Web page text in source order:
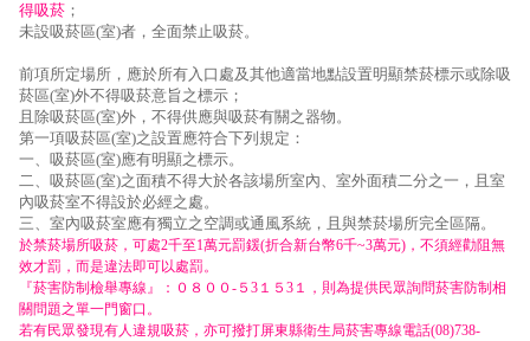
得吸菸 ；
未設吸菸區(室)者，全面禁止吸菸。
前項所定場所，應於所有入口處及其他適當地點設置明顯禁菸標示或除吸
菸區(室)外不得吸菸意旨之標示；
且除吸菸區(室)外，不得供應與吸菸有關之器物。
第一項吸菸區(室)之設置應符合下列規定：
一、吸菸區(室)應有明顯之標示。
二、吸菸區(室)之面積不得大於各該場所室內、室外面積二分之一，且室
內吸菸室不得設於必經之處。
三、室內吸菸室應有獨立之空調或通風系統，且與禁菸場所完全區隔。
於禁菸場所吸菸，可處2千至1萬元罰鍰(折合新台幣6千~3萬元)，不須經勸阻無
效才罰，而是違法即可以處罰。
『菸害防制檢舉專線』：０８００-５3１５3１，則為提供民眾詢問菸害防制相
關問題之單一門窗口。
若有民眾發現有人違規吸菸，亦可撥打屏東縣衛生局菸害專線電話(08)738-